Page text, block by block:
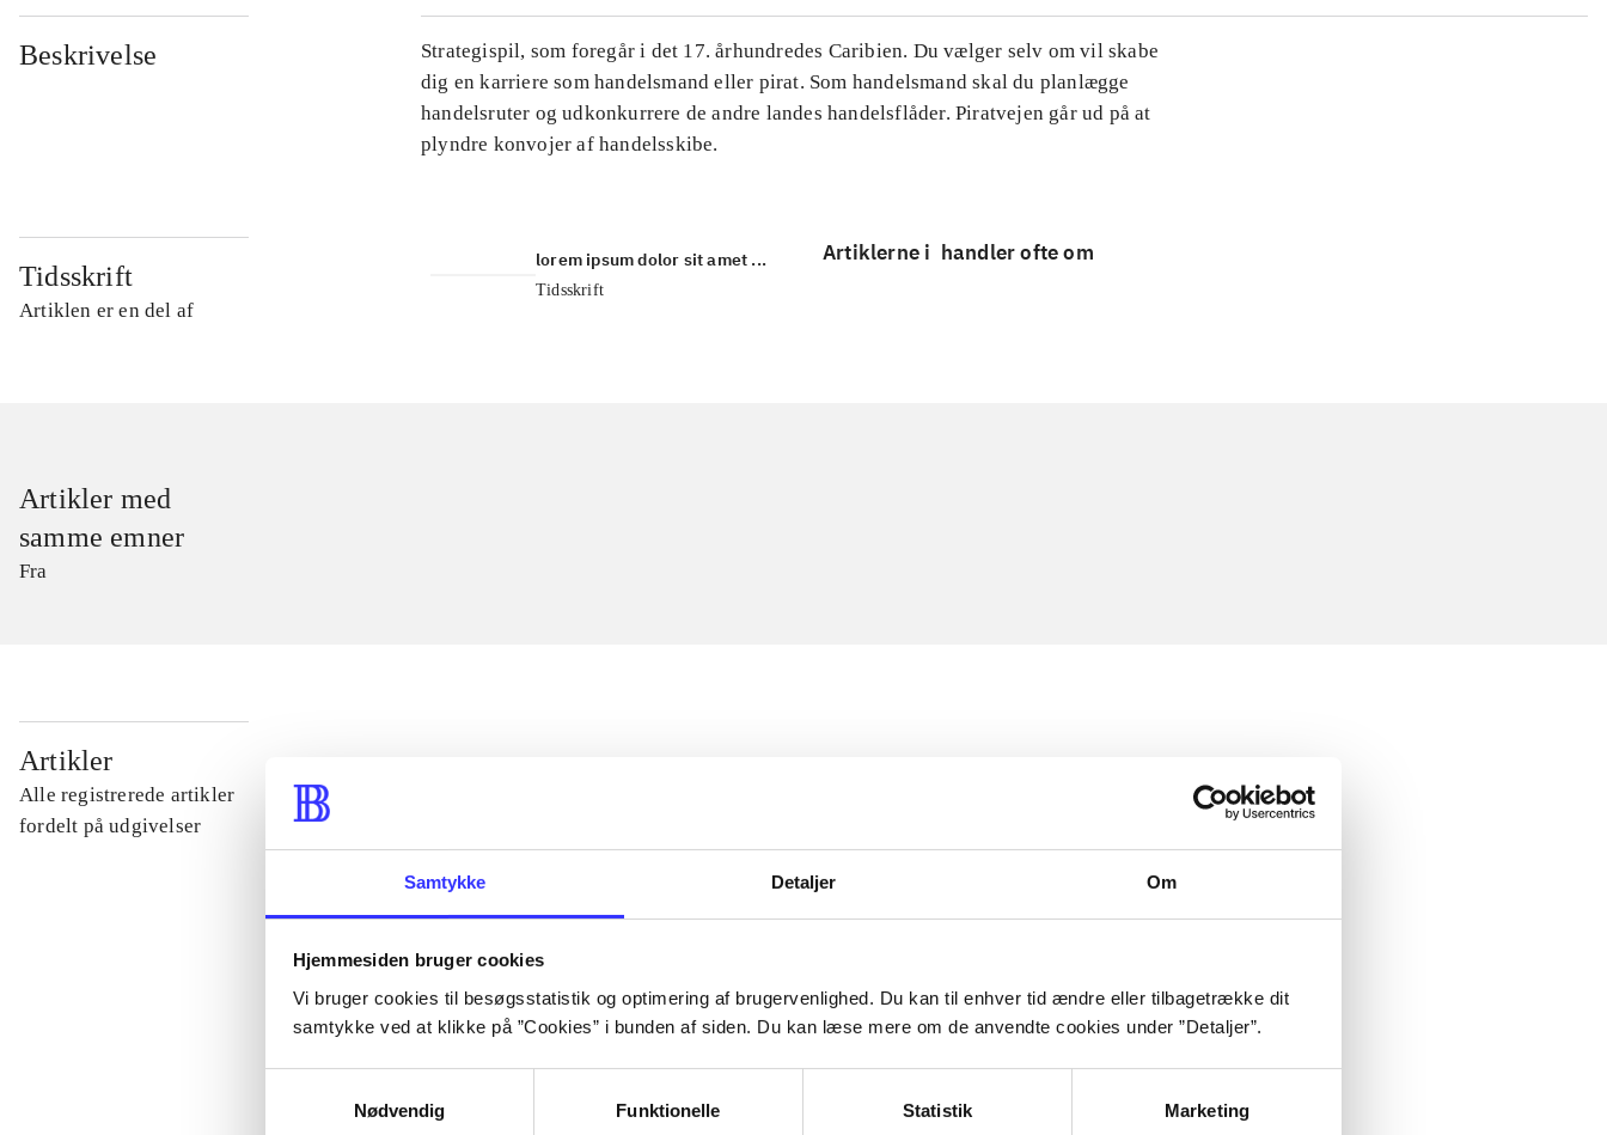
Samtykke Detaljer Om
Hjemmesiden bruger cookies
Vi bruger cookies til besøgsstatistik og optimering af brugervenlighed. Du kan til enhver tid ændre eller tilbagetrække dit
samtykke ved at klikke på ”Cookies” i bunden af siden. Du kan læse mere om de anvendte cookies under ”Detaljer”.
Nødvendig
Funktionelle Statistik Marketing
Beskrivelse
Strategispil, som foregår i det 17. århundredes Caribien. Du vælger selv om vil skabe
dig en karriere som handelsmand eller pirat. Som handelsmand skal du planlægge
handelsruter og udkonkurrere de andre landes handelsflåder. Piratvejen går ud på at
plyndre konvojer af handelsskibe.
Tidsskrift
Artiklen er en del af
lorem ipsum dolor sit amet ...
Tidsskrift
Artiklerne i handler ofte om
Artikler med
samme emner
Fra
Artikler
Alle registrerede artikler
fordelt på udgivelser